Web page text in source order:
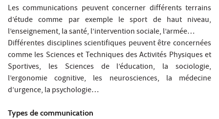
Les communications peuvent concerner différents terrains
d’étude comme par exemple le sport de haut niveau,
l’enseignement, la santé, l’intervention sociale, l’armée…
Différentes disciplines scientifiques peuvent être concernées
comme les Sciences et Techniques des Activités Physiques et
Sportives, les Sciences de l’éducation, la sociologie,
l’ergonomie cognitive, les neurosciences, la médecine
d’urgence, la psychologie…
Types de communication